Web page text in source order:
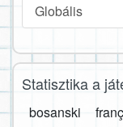
Globális
Statisztika a
bosanski